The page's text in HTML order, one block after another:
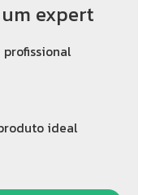
expert
ideal